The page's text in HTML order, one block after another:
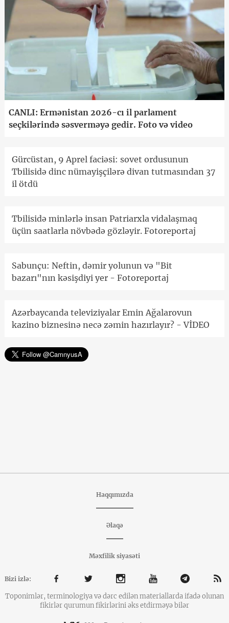
CANLI: Ermənistan 2026-cı il parlament
seçkilərində səsverməyə gedir. Foto və video
Gürcüstan, 9 Aprel faciəsi: sovet ordusunun
Tbilisidə dinc nümayişçilərə divan tutmasından 37
il ötdü
Tbilisidə minlərlə insan Patriarxla vidalaşmaq
üçün saatlarla növbədə gözləyir. Fotoreportaj
Sabunçu: Neftin, dəmir yolunun və "Bit
bazarı"nın kəsişdiyi yer - Fotoreportaj
Azərbaycanda televiziyalar Emin Ağalarovun
kazino biznesinə necə zəmin hazırlayır? - VİDEO
Haqqımızda
Əlaqə
Məxfilik siyasəti
Bizi izlə:
Toponimlər, terminologiya və dərc edilən materiallarda ifadə olunan
fikirlər qurumun fikirlərini əks etdirməyə bilər